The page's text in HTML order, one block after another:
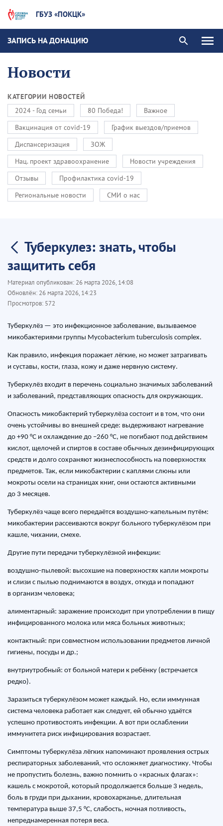
ГБУЗ «ПОКЦК»
ЗАПИСЬ НА ДОНАЦИЮ
Новости
КАТЕГОРИИ НОВОСТЕЙ
2024 - Год семьи
80 Победа!
Важное
Вакцинация от covid-19
График выездов/приемов
Диспансеризация
ЗОЖ
Нац. проект здравоохранение
Новости учреждения
Отзывы
Профилактика covid-19
Региональные новости
СМИ о нас
Туберкулез: знать, чтобы
защитить себя
Материал опубликован: 26 марта 2026, 14:08
Обновлён: 26 марта 2026, 14:23
Просмотров: 572
Туберкулёз — это инфекционное заболевание, вызываемое
микобактериями группы Mycobacterium tuberculosis complex.
Как правило, инфекция поражает лёгкие, но может затрагивать
и суставы, кости, глаза, кожу и даже нервную систему.
Туберкулёз входит в перечень социально значимых заболеваний
и заболеваний, представляющих опасность для окружающих.
Опасность микобактерий туберкулёза состоит и в том, что они
очень устойчивы во внешней среде: выдерживают нагревание
до +90 °C и охлаждение до −260 °C, не погибают под действием
кислот, щелочей и спиртов в составе обычных дезинфицирующих
средств и долго сохраняют жизнеспособность на поверхностях
предметов. Так, если микобактерии с каплями слюны или
мокроты осели на страницах книг, они остаются активными
до 3 месяцев.
Туберкулёз чаще всего передаётся воздушно-капельным путём:
микобактерии рассеиваются вокруг больного туберкулёзом при
кашле, чихании, смехе.
Другие пути передачи туберкулёзной инфекции:
воздушно-пылевой: высохшие на поверхностях капли мокроты
и слизи с пылью поднимаются в воздух, откуда и попадают
в организм человека;
алиментарный: заражение происходит при употреблении в пищу
инфицированного молока или мяса больных животных;
контактный: при совместном использовании предметов личной
гигиены, посуды и др.;
внутриутробный: от больной матери к ребёнку (встречается
редко).
Заразиться туберкулёзом может каждый. Но, если иммунная
система человека работает как следует, ей обычно удаётся
успешно противостоять инфекции. А вот при ослаблении
иммунитета риск инфицирования возрастает.
Симптомы туберкулёза лёгких напоминают проявления острых
респираторных заболеваний, что осложняет диагностику. Чтобы
не пропустить болезнь, важно помнить о «красных флагах»:
кашель с мокротой, который продолжается больше 3 недель,
боль в груди при дыхании, кровохарканье, длительная
температура выше 37,5 °C, слабость, ночная потливость,
непреднамеренная потеря веса.